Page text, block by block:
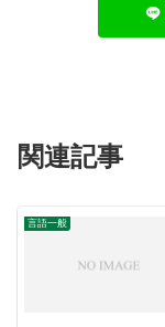
関連記事
言語一般